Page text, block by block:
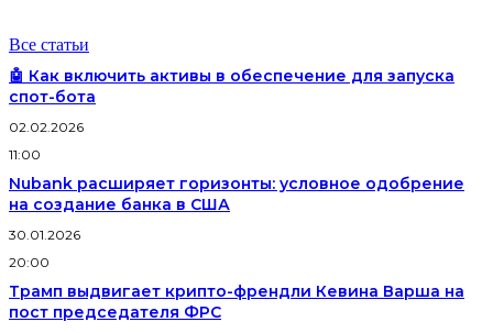
Все статьи
🤖 Как включить активы в обеспечение для запуска
спот-бота
02.02.2026
11:00
Nubank расширяет горизонты: условное одобрение
на создание банка в США
30.01.2026
20:00
Трамп выдвигает крипто-френдли Кевина Варша на
пост председателя ФРС